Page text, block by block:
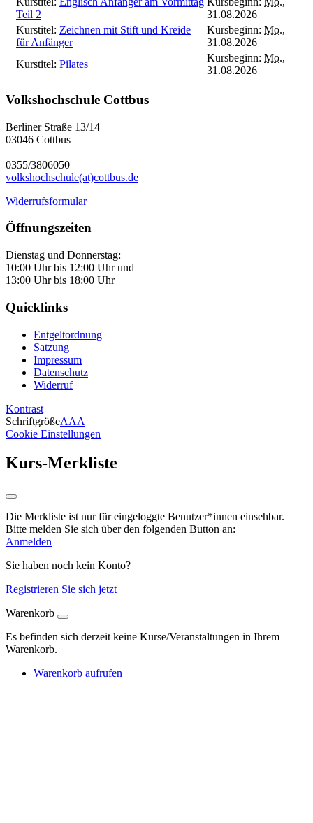
Teil 2
31.08.2026
Kurstitel: Zeichnen mit Stift und Kreide
für Anfänger
Kursbeginn: Mo.,
31.08.2026
Kurstitel: Pilates
Kursbeginn: Mo.,
31.08.2026
Volkshochschule Cottbus
Berliner Straße 13/14
03046 Cottbus
0355/3806050
volkshochschule(at)cottbus.de
Widerrufsformular
Öffnungszeiten
Dienstag und Donnerstag:
10:00 Uhr bis 12:00 Uhr und
13:00 Uhr bis 18:00 Uhr
Quicklinks
Entgeltordnung
Satzung
Impressum
Datenschutz
Widerruf
Kontrast
SchriftgrößeAAA
Cookie Einstellungen
Kurs-Merkliste
Die Merkliste ist nur für eingeloggte Benutzer*innen einsehbar.
Bitte melden Sie sich über den folgenden Button an:
Anmelden
Sie haben noch kein Konto?
Registrieren Sie sich jetzt
Warenkorb
Es befinden sich derzeit keine Kurse/Veranstaltungen in Ihrem
Warenkorb.
Warenkorb aufrufen